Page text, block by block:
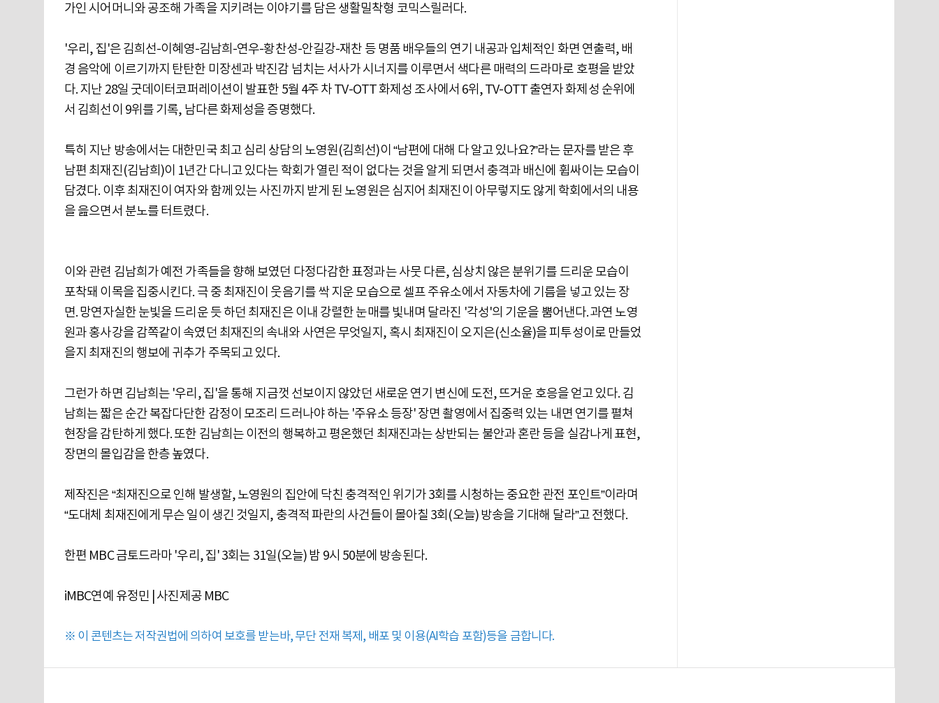
가인 시어머니와 공조해 가족을 지키려는 이야기를 담은 생활밀착형 코믹스릴러다.
'우리, 집'은 김희선-이혜영-김남희-연우-황찬성-안길강-재찬 등 명품 배우들의 연기 내공과 입체적인 화면 연출력, 배
경 음악에 이르기까지 탄탄한 미장센과 박진감 넘치는 서사가 시너지를 이루면서 색다른 매력의 드라마로 호평을 받았
다. 지난 28일 굿데이터코퍼레이션이 발표한 5월 4주 차 TV-OTT 화제성 조사에서 6위, TV-OTT 출연자 화제성 순위에
서 김희선이 9위를 기록, 남다른 화제성을 증명했다.
특히 지난 방송에서는 대한민국 최고 심리 상담의 노영원(김희선)이 “남편에 대해 다 알고 있나요?”라는 문자를 받은 후
남편 최재진(김남희)이 1년간 다니고 있다는 학회가 열린 적이 없다는 것을 알게 되면서 충격과 배신에 휩싸이는 모습이
담겼다. 이후 최재진이 여자와 함께 있는 사진까지 받게 된 노영원은 심지어 최재진이 아무렇지도 않게 학회에서의 내용
을 읊으면서 분노를 터트렸다.
이와 관련 김남희가 예전 가족들을 향해 보였던 다정다감한 표정과는 사뭇 다른, 심상치 않은 분위기를 드리운 모습이
포착돼 이목을 집중시킨다. 극 중 최재진이 웃음기를 싹 지운 모습으로 셀프 주유소에서 자동차에 기름을 넣고 있는 장
면. 망연자실한 눈빛을 드리운 듯 하던 최재진은 이내 강렬한 눈매를 빛내며 달라진 '각성'의 기운을 뿜어낸다. 과연 노영
원과 홍사강을 감쪽같이 속였던 최재진의 속내와 사연은 무엇일지, 혹시 최재진이 오지은(신소율)을 피투성이로 만들었
을지 최재진의 행보에 귀추가 주목되고 있다.
그런가 하면 김남희는 '우리, 집'을 통해 지금껏 선보이지 않았던 새로운 연기 변신에 도전, 뜨거운 호응을 얻고 있다. 김
남희는 짧은 순간 복잡다단한 감정이 모조리 드러나야 하는 '주유소 등장' 장면 촬영에서 집중력 있는 내면 연기를 펼쳐
현장을 감탄하게 했다. 또한 김남희는 이전의 행복하고 평온했던 최재진과는 상반되는 불안과 혼란 등을 실감나게 표현,
장면의 몰입감을 한층 높였다.
제작진은 “최재진으로 인해 발생할, 노영원의 집안에 닥친 충격적인 위기가 3회를 시청하는 중요한 관전 포인트”이라며
“도대체 최재진에게 무슨 일이 생긴 것일지, 충격적 파란의 사건들이 몰아칠 3회(오늘) 방송을 기대해 달라”고 전했다.
한편 MBC 금토드라마 '우리, 집' 3회는 31일(오늘) 밤 9시 50분에 방송된다.
iMBC연예 유정민 | 사진제공 MBC
※ 이 콘텐츠는 저작권법에 의하여 보호를 받는바, 무단 전재 복제, 배포 및 이용(AI학습 포함)등을 금합니다.